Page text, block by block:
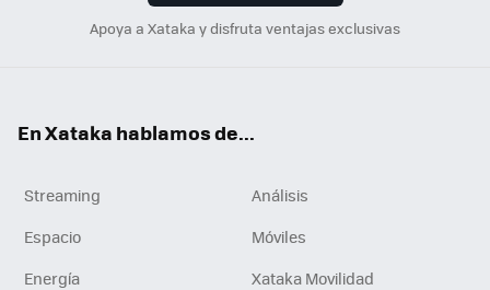
Apoya a Xataka y disfruta ventajas exclusivas
En Xataka hablamos de...
Streaming
Análisis
Espacio
Móviles
Energía
Xataka Movilidad